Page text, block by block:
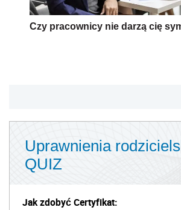
Czy pracownicy nie darzą cię
Uprawnienia
QUIZ
Jak zdobyć Certyfikat: